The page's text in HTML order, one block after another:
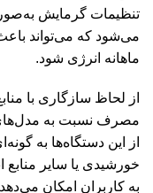
تنظیمات گرمایش
می‌شود که می‌تواند
ماهانه انرژی شود.
از لحاظ سازگاری با
مصرف نسبت به مدل‌های
از این دستگاه‌ها به
خورشیدی یا سایر
به کاربران امکان